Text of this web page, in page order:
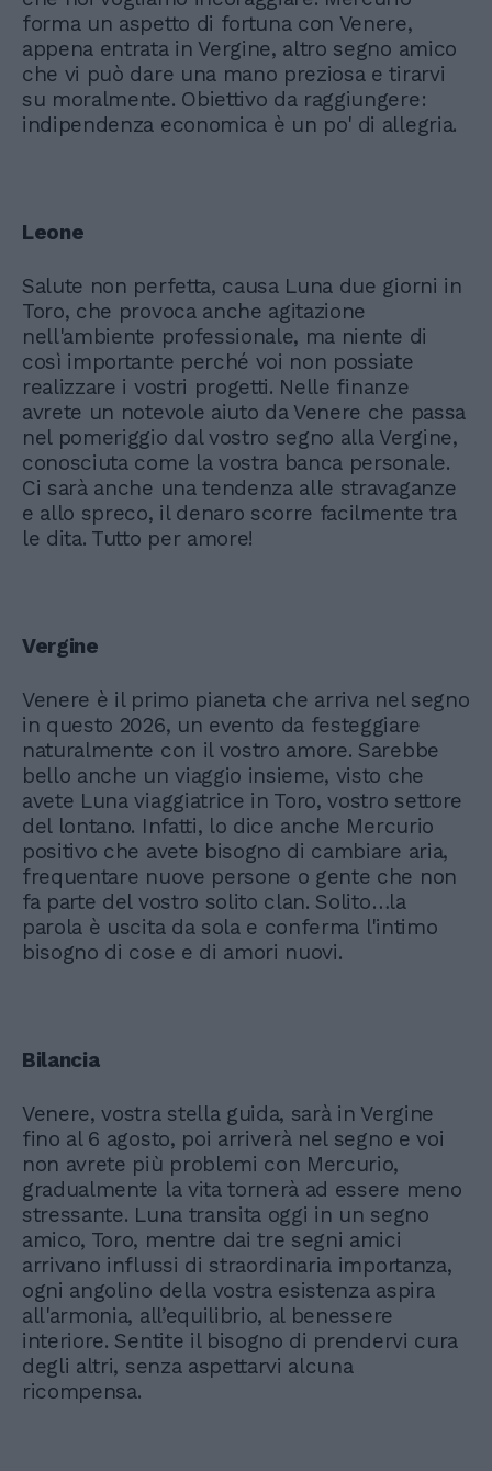
forma un aspetto di fortuna con Venere,
appena entrata in Vergine, altro segno amico
che vi può dare una mano preziosa e tirarvi
su moralmente. Obiettivo da raggiungere:
indipendenza economica è un po' di allegria.
Leone
Salute non perfetta, causa Luna due giorni in
Toro, che provoca anche agitazione
nell'ambiente professionale, ma niente di
così importante perché voi non possiate
realizzare i vostri progetti. Nelle finanze
avrete un notevole aiuto da Venere che passa
nel pomeriggio dal vostro segno alla Vergine,
conosciuta come la vostra banca personale.
Ci sarà anche una tendenza alle stravaganze
e allo spreco, il denaro scorre facilmente tra
le dita. Tutto per amore!
Vergine
Venere è il primo pianeta che arriva nel segno
in questo 2026, un evento da festeggiare
naturalmente con il vostro amore. Sarebbe
bello anche un viaggio insieme, visto che
avete Luna viaggiatrice in Toro, vostro settore
del lontano. Infatti, lo dice anche Mercurio
positivo che avete bisogno di cambiare aria,
frequentare nuove persone o gente che non
fa parte del vostro solito clan. Solito…la
parola è uscita da sola e conferma l'intimo
bisogno di cose e di amori nuovi.
Bilancia
Venere, vostra stella guida, sarà in Vergine
fino al 6 agosto, poi arriverà nel segno e voi
non avrete più problemi con Mercurio,
gradualmente la vita tornerà ad essere meno
stressante. Luna transita oggi in un segno
amico, Toro, mentre dai tre segni amici
arrivano influssi di straordinaria importanza,
ogni angolino della vostra esistenza aspira
all'armonia, all’equilibrio, al benessere
interiore. Sentite il bisogno di prendervi cura
degli altri, senza aspettarvi alcuna
ricompensa.